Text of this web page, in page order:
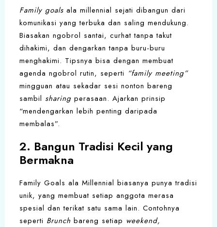
Family goals ala millennial sejati dibangun dari
komunikasi yang terbuka dan saling mendukung.
Biasakan ngobrol santai, curhat tanpa takut
dihakimi, dan dengarkan tanpa buru-buru
menghakimi. Tipsnya bisa dengan membuat
agenda ngobrol rutin, seperti “family meeting”
mingguan atau sekadar sesi nonton bareng
sambil sharing perasaan. Ajarkan prinsip
“mendengarkan lebih penting daripada
membalas”.
2. Bangun Tradisi Kecil yang
Bermakna
Family Goals ala Millennial biasanya punya tradisi
unik, yang membuat setiap anggota merasa
spesial dan terikat satu sama lain. Contohnya
seperti Brunch bareng setiap weekend,